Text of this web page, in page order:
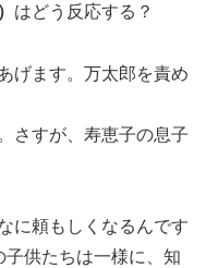
はどう反応する？
げます。万太郎を責め
さすが、寿恵子の息子
に頼もしくなるんです
供たちは一様に、知